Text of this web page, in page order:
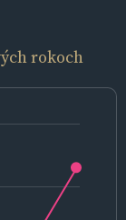
rokoch